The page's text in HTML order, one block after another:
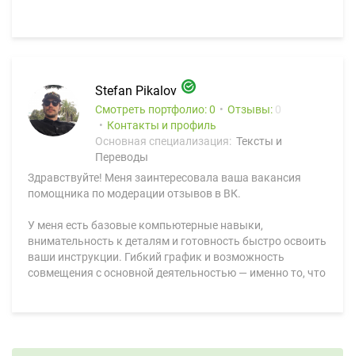
Stefan Pikalov
Смотреть портфолио: 0 Отзывы: 0
Контакты и профиль
Основная специализация: Тексты и
Переводы
Здравствуйте! Меня заинтересовала ваша вакансия
помощника по модерации отзывов в ВК.
У меня есть базовые компьютерные навыки,
внимательность к деталям и готовность быстро освоить
ваши инструкции. Гибкий график и возможность
совмещения с основной деятельностью — именно то, что